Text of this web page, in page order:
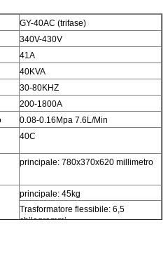
GY-40AC (trifase)
340V-430V
41A
40KVA
30-80KHZ
200-1800A
0.08-0.16Mpa 7.6L/Min
40C
principale: 780x370x620 millimetro
principale: 45kg
Trasformatore flessibile: 6,5
chilogrammi